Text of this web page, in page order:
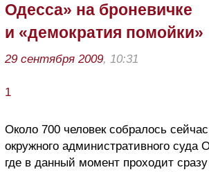
Одесса» на броневичке
и «демократия помойки»
29 сентября 2009, 10:31
1
Около 700 человек собралось
окружного административного суда
где в данный момент проходит сразу